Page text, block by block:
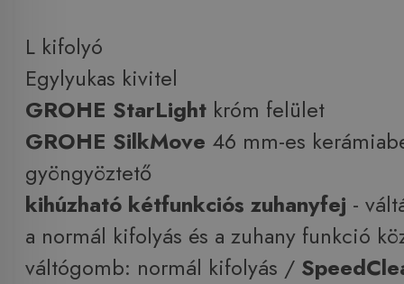
L kifolyó
Egylyukas kivitel
GROHE StarLightkróm felület
GROHE SilkMove 46 mm-es
gyöngyöztető
kihúzható kétfunkciós zuhanyfej -
a normál kifolyás és a zuhany funkció
váltógomb: normál kifolyás /